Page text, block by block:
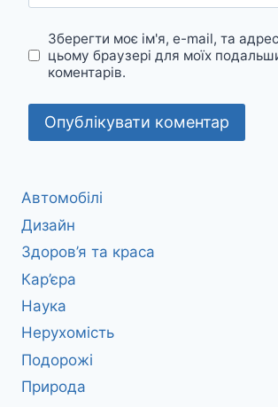
Зберегти моє ім'я, e-mail, та
цьому браузері для моїх
коментарів.
Автомобілі
Дизайн
Здоров’я та краса
Кар’єра
Наука
Нерухомість
Подорожі
Природа